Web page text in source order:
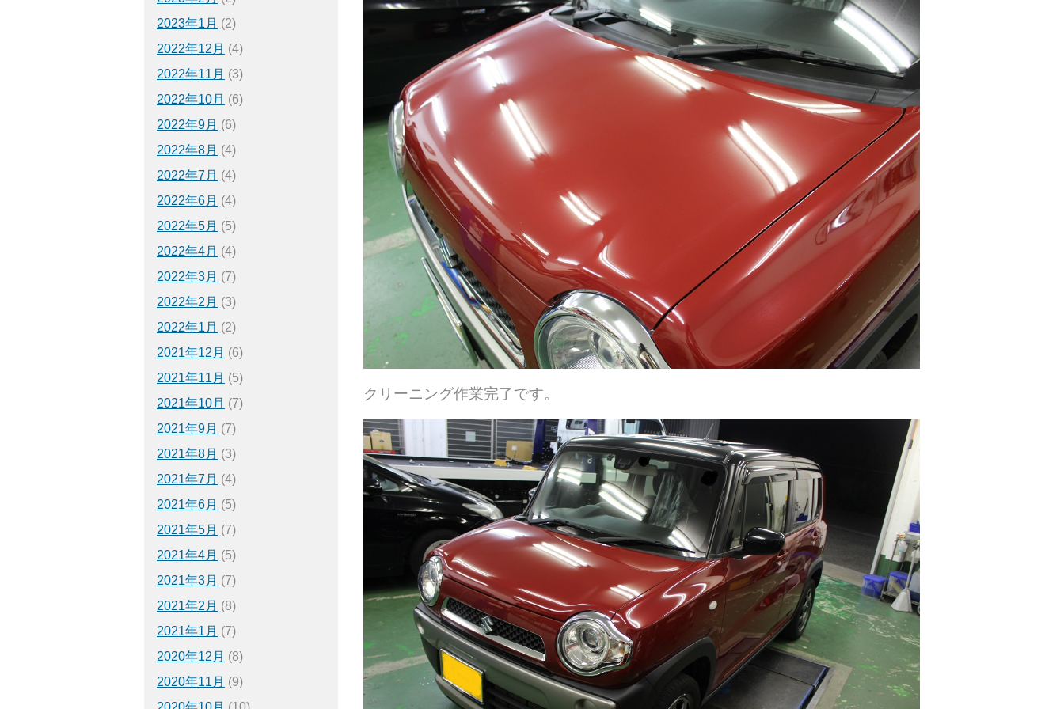
クリーニング作業完了です。
2023年1月 (2)
2022年12月 (4)
2022年11月 (3)
2022年10月 (6)
2022年9月 (6)
2022年8月 (4)
2022年7月 (4)
2022年6月 (4)
2022年5月 (5)
2022年4月 (4)
2022年3月 (7)
2022年2月 (3)
2022年1月 (2)
2021年12月 (6)
2021年11月 (5)
2021年10月 (7)
2021年9月 (7)
2021年8月 (3)
2021年7月 (4)
2021年6月 (5)
2021年5月 (7)
2021年4月 (5)
2021年3月 (7)
2021年2月 (8)
2021年1月 (7)
2020年12月 (8)
2020年11月 (9)